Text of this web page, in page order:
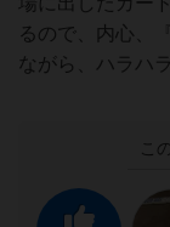
るので、内心、
ながら、ハラハ
こ